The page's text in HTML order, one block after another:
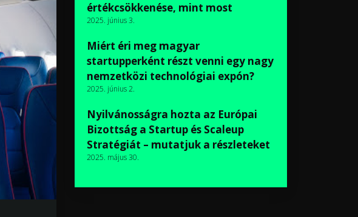
értékcsökkenése, mint most
2025. június 3.
Miért éri meg magyar
startupperként részt venni egy nagy
nemzetközi technológiai expón?
2025. június 2.
Nyilvánosságra hozta az Európai
Bizottság a Startup és Scaleup
Stratégiát – mutatjuk a részleteket
2025. május 30.